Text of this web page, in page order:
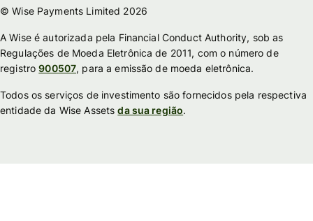
© Wise Payments Limited 2026
A Wise é autorizada pela Financial Conduct Authority, sob as
Regulações de Moeda Eletrônica de 2011, com o número de
registro900507, para a emissão de moeda eletrônica.
Todos os serviços de investimento são fornecidos pela respectiva
entidade da Wise Assetsda sua região.